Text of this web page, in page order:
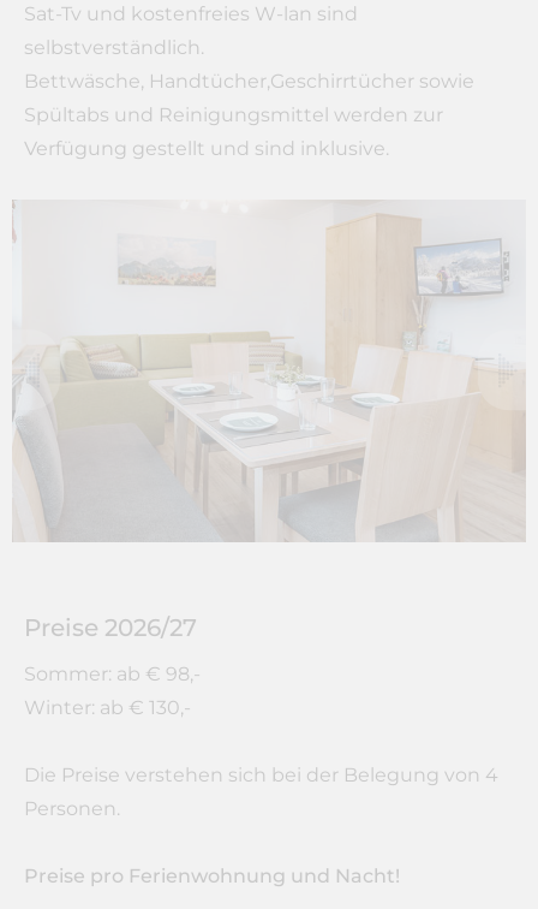
Sat-Tv und kostenfreies W-lan sind
selbstverständlich.
Bettwäsche, Handtücher,Geschirrtücher sowie
Spültabs und Reinigungsmittel werden zur
Verfügung gestellt und sind inklusive.
Preise 2026/27
Sommer: ab € 98,-
Winter: ab € 130,-
Die Preise verstehen sich bei der Belegung von 4
Personen.
Preise pro Ferienwohnung und Nacht!